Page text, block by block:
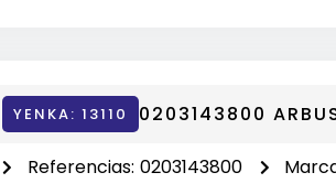
YENKA: 13110 0203143800
Referencias: 0203143800